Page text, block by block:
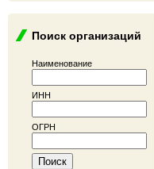
Поиск организаций
Наименование
ИНН
ОГРН